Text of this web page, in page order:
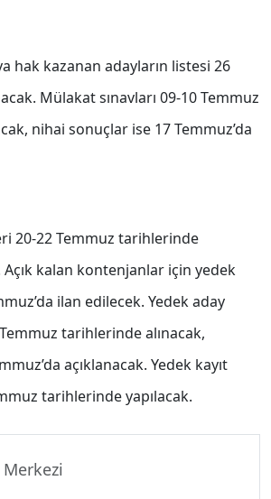
hak kazanan adayların listesi 26
Mülakat sınavları 09-10 Temmuz
nihai sonuçlar ise 17 Temmuz’da
20-22 Temmuz tarihlerinde
kalan kontenjanlar için yedek
ilan edilecek. Yedek aday
tarihlerinde alınacak,
açıklanacak. Yedek kayıt
tarihlerinde yapılacak.